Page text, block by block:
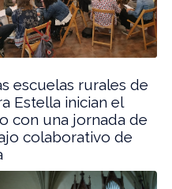
escuelas rurales de
Estella inician el
con una jornada de
colaborativo de